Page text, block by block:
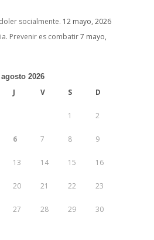
socialmente. 12 mayo, 2026
Prevenir es combatir7 mayo,
agosto 2026
J V S D
1 2
6 7 8 9
13 14 15 16
20 21 22 23
27 28 29 30